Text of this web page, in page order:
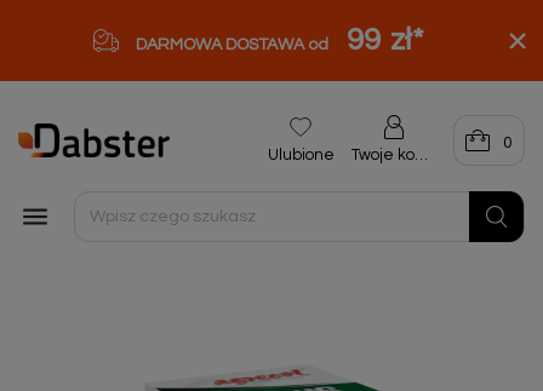
DARMOWA DOSTAWA od 99 zł*

Ulubione Twoje konto
0